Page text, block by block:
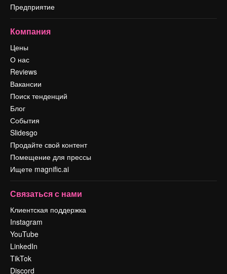
Предприятие
Компания
Цены
О нас
Reviews
Вакансии
Поиск тенденций
Блог
События
Slidesgo
Продайте свой контент
Помещение для прессы
Ищете magnific.ai
Связаться с нами
Клиентская поддержка
Instagram
YouTube
LinkedIn
TikTok
Discord